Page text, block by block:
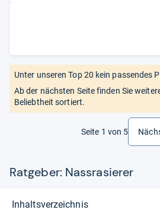
Unter unseren Top 20 kein passendes
Ab der nächsten Seite finden Sie
Beliebtheit sortiert.
Seite 1 von 5
Ratgeber: Nassrasierer
Inhaltsverzeichnis